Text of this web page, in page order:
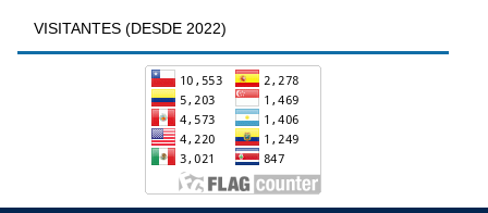
VISITANTES (DESDE 2022)